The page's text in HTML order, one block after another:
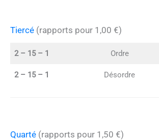
Tiercé (rapports pour 1,00 €)
2 – 15 – 1 Ordre
2 – 15 – 1 Désordre
Quarté (rapports pour 1,50 €)